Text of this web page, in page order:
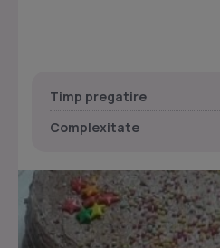
Timp pregatire
Complexitate